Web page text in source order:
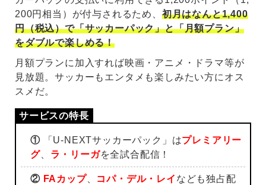
200円相当）が付与されるため、 初月はなんと1,400
円（税込）で「サッカーパック」と「月額プラン」
をダブルで楽しめる！
月額プランに加入すれば映画・アニメ・ドラマ等が
見放題。サッカーもエンタメも楽しみたい方にオス
スメだ。
①「U-NEXTサッカーパック」はプレミアリー
グ、 ラ・リーガを全試合配信！
② FAカップ、 コパ・デル・レイ なども独占配